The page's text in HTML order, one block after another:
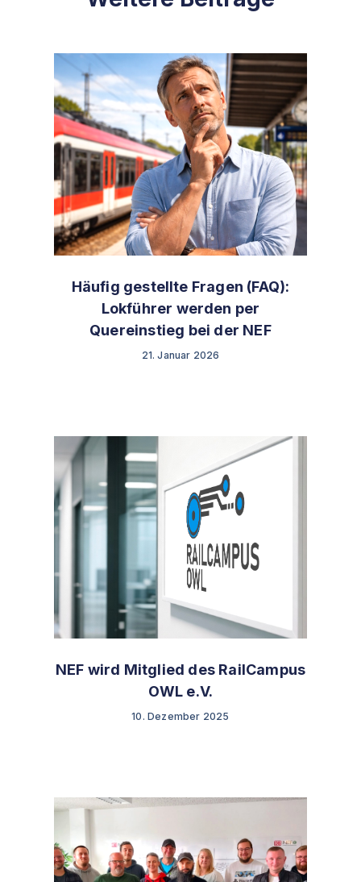
Häufig gestellte Fragen (FAQ):
Lokführer werden per
Quereinstieg bei der NEF
21. Januar 2026
NEF wird Mitglied des RailCampus
OWL e.V.
10. Dezember 2025